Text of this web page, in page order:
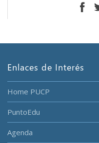
Enlaces de Interés
Home PUCP
PuntoEdu
Agenda